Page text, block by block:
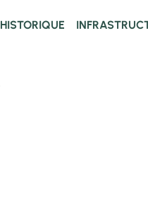
HISTORIQUE